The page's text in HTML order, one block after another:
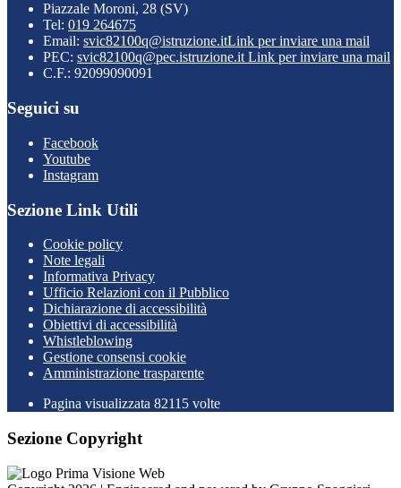
Piazzale Moroni, 28 (SV)
Tel: 019 264675
Email: svic82100q@istruzione.itLink per inviare una mail
PEC: svic82100q@pec.istruzione.it Link per inviare una mail
C.F.: 92099090091
Seguici su
Facebook
Youtube
Instagram
Sezione Link Utili
Cookie policy
Note legali
Informativa Privacy
Ufficio Relazioni con il Pubblico
Dichiarazione di accessibilità
Obiettivi di accessibilità
Whistleblowing
Gestione consensi cookie
Amministrazione trasparente
Pagina visualizzata 82115 volte
Sezione Copyright